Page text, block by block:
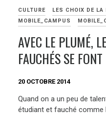
CULTURE LES CHOIX DE LA
MOBILE_CAMPUS
AVEC LE PLUMÉ,
FAUCHÉS SE
20 OCTOBRE 2014
Quand on a un peu de
étudiant et fauché comme